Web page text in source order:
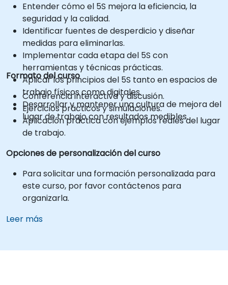
Entender cómo el 5S mejora la eficiencia, la
seguridad y la calidad.
Identificar fuentes de desperdicio y diseñar
medidas para eliminarlas.
Implementar cada etapa del 5S con
herramientas y técnicas prácticas.
Aplicar los principios del 5S tanto en espacios de
trabajo físicos como digitales.
Desarrollar y mantener una cultura de mejora del
lugar de trabajo con resultados medibles.
Formato del curso
Conferencia interactiva y discusión.
Ejercicios prácticos y simulaciones.
Aplicación práctica con ejemplos reales del lugar
de trabajo.
Opciones de personalización del curso
Para solicitar una formación personalizada para
este curso, por favor contáctenos para
organizarla.
Leer más